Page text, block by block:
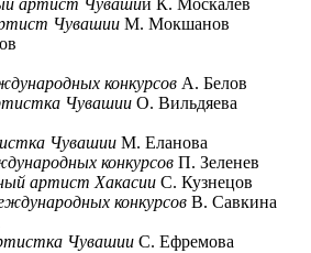
артист Чувашии К. Москалёв
Чувашии М. Мокшанов
конкурсов А. Белов
Чувашии О. Вильдяева
Чувашии М. Еланова
конкурсов П. Зеленев
артист Хакасии С. Кузнецов
конкурсов В. Савкина
Чувашии С. Ефремова